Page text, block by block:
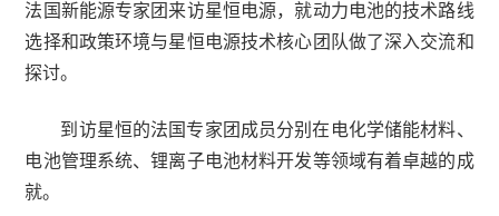
法国新能源专家团来访星恒电源，就动力电池的技术路线
选择和政策环境与星恒电源技术核心团队做了深入交流和
探讨。
到访星恒的法国专家团成员分别在电化学储能材料、
电池管理系统、锂离子电池材料开发等领域有着卓越的成
就。